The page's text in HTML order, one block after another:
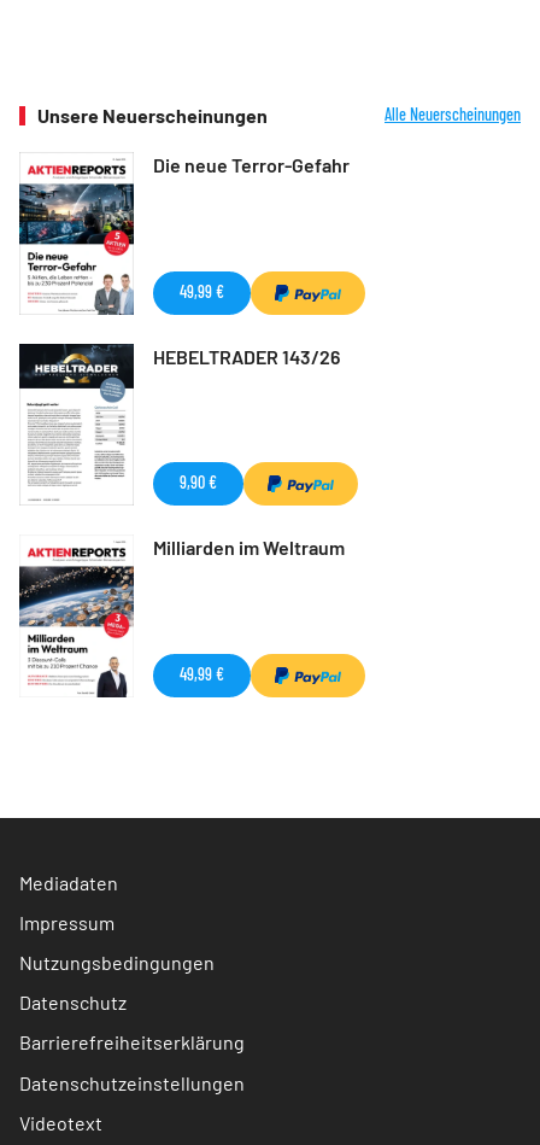
Unsere Neuerscheinungen Alle Neuerscheinungen
Die neue Terror-Gefahr
49,99 €
HEBELTRADER 143/26
9,90 €
Milliarden im Weltraum
49,99 €
Mediadaten
Impressum
Nutzungsbedingungen
Datenschutz
Barrierefreiheitserklärung
Datenschutzeinstellungen
Videotext